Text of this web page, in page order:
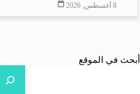
8 أغسطس, 2026
أبحث في الموقع